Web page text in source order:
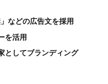
などの広告文を採用
を活用
としてブランディング